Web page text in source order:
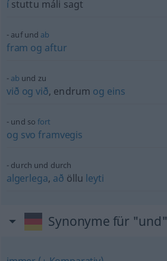
ístuttu máli sagt
auf und ab
fram og aftur
ab und zu
við og við, endrum og eins
und sofort
og svo framvegis
durch und durch
algerlega, að öllu leyti
Synonyme für "und"